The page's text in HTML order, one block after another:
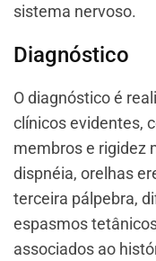
sistema nervoso.
Diagnóstico
O diagnóstico é
clínicos evidentes,
membros e rigidez
dispnéia, orelhas
terceira pálpebra,
espasmos
associados ao